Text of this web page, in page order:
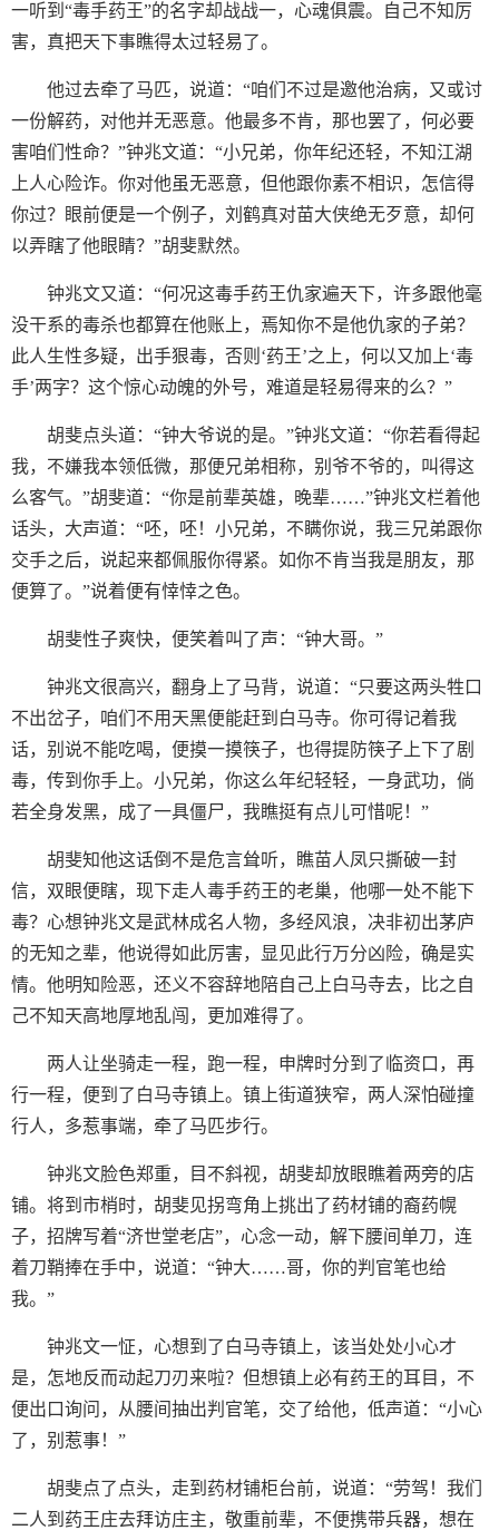
一听到“毒手药王”的名字却战战一，心魂俱震。自己不知厉
害，真把天下事瞧得太过轻易了。
他过去牵了马匹，说道：“咱们不过是邀他治病，又或讨
一份解药，对他并无恶意。他最多不肯，那也罢了，何必要
害咱们性命？”钟兆文道：“小兄弟，你年纪还轻，不知江湖
上人心险诈。你对他虽无恶意，但他跟你素不相识，怎信得
你过？眼前便是一个例子，刘鹤真对苗大侠绝无歹意，却何
以弄瞎了他眼睛？”胡斐默然。
钟兆文又道：“何况这毒手药王仇家遍天下，许多跟他毫
没干系的毒杀也都算在他账上，焉知你不是他仇家的子弟？
此人生性多疑，出手狠毒，否则‘药王’之上，何以又加上‘毒
手’两字？这个惊心动魄的外号，难道是轻易得来的么？”
胡斐点头道：“钟大爷说的是。”钟兆文道：“你若看得起
我，不嫌我本领低微，那便兄弟相称，别爷不爷的，叫得这
么客气。”胡斐道：“你是前辈英雄，晚辈……”钟兆文栏着他
话头，大声道：“呸，呸！小兄弟，不瞒你说，我三兄弟跟你
交手之后，说起来都佩服你得紧。如你不肯当我是朋友，那
便算了。”说着便有悻悻之色。
胡斐性子爽快，便笑着叫了声：“钟大哥。”
钟兆文很高兴，翻身上了马背，说道：“只要这两头牲口
不出岔子，咱们不用天黑便能赶到白马寺。你可得记着我
话，别说不能吃喝，便摸一摸筷子，也得提防筷子上下了剧
毒，传到你手上。小兄弟，你这么年纪轻轻，一身武功，倘
若全身发黑，成了一具僵尸，我瞧挺有点儿可惜呢！”
胡斐知他这话倒不是危言耸听，瞧苗人凤只撕破一封
信，双眼便瞎，现下走人毒手药王的老巢，他哪一处不能下
毒？心想钟兆文是武林成名人物，多经风浪，决非初出茅庐
的无知之辈，他说得如此厉害，显见此行万分凶险，确是实
情。他明知险恶，还义不容辞地陪自己上白马寺去，比之自
己不知天高地厚地乱闯，更加难得了。
两人让坐骑走一程，跑一程，申牌时分到了临资口，再
行一程，便到了白马寺镇上。镇上街道狭窄，两人深怕碰撞
行人，多惹事端，牵了马匹步行。
钟兆文脸色郑重，目不斜视，胡斐却放眼瞧着两旁的店
铺。将到市梢时，胡斐见拐弯角上挑出了药材铺的裔药幌
子，招牌写着“济世堂老店”，心念一动，解下腰间单刀，连
着刀鞘捧在手中，说道：“钟大……哥，你的判官笔也给
我。”
钟兆文一怔，心想到了白马寺镇上，该当处处小心才
是，怎地反而动起刀刃来啦？但想镇上必有药王的耳目，不
便出口询问，从腰间抽出判官笔，交了给他，低声道：“小心
了，别惹事！”
胡斐点了点头，走到药材铺柜台前，说道：“劳驾！我们
二人到药王庄去拜访庄主，敬重前辈，不便携带兵器，想在